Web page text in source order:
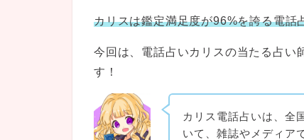
カリスは鑑定満足度が96%を誇る電話
今回は、電話占いカリスの当たる占い
す！
カリス電話占いは、全
いて、雑誌やメディア